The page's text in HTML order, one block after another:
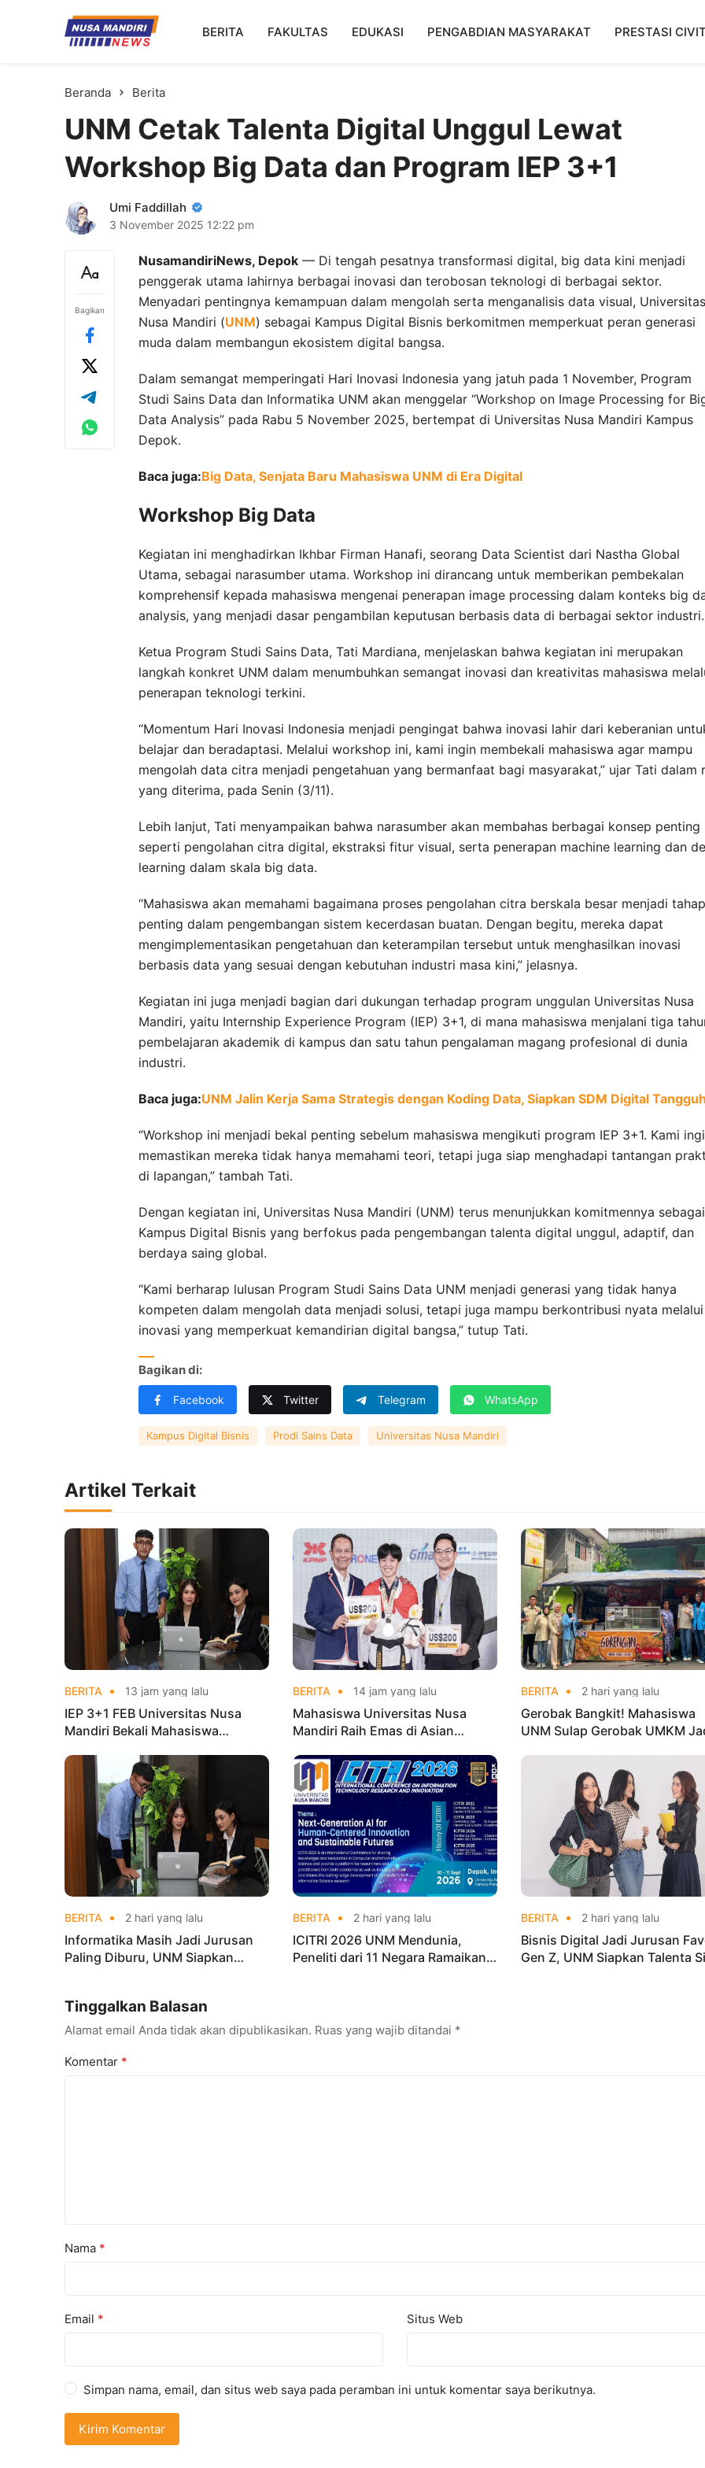
Kampus Digital Bisnis
Universitas Nusa Mandiri
BERITA FAKULTAS EDUKASI PENGABDIAN MASYARAKAT PRESTASI
Beranda Berita
UNM Cetak Talenta Digital Unggul Lewat
Workshop Big Data dan Program IEP 3+1
Umi Faddillah
3 November 2025 12:22 pm
Bagikan
NusamandiriNews, Depok — Di tengah pesatnya transformasi digital, big data kini menjadi
penggerak utama lahirnya berbagai inovasi dan terobosan teknologi di berbagai sektor.
Menyadari pentingnya kemampuan dalam mengolah serta menganalisis data visual, Universitas
Nusa Mandiri (UNM) sebagai Kampus Digital Bisnis berkomitmen memperkuat peran generasi
muda dalam membangun ekosistem digital bangsa.
Dalam semangat memperingati Hari Inovasi Indonesia yang jatuh pada 1 November, Program
Studi Sains Data dan Informatika UNM akan menggelar “Workshop on Image Processing for
Data Analysis” pada Rabu 5 November 2025, bertempat di Universitas Nusa Mandiri Kampus
Depok.
Baca juga:Big Data, Senjata Baru Mahasiswa UNM di Era Digital
Workshop Big Data
Kegiatan ini menghadirkan Ikhbar Firman Hanafi, seorang Data Scientist dari Nastha Global
Utama, sebagai narasumber utama. Workshop ini dirancang untuk memberikan pembekalan
komprehensif kepada mahasiswa mengenai penerapan image processing dalam konteks big
analysis, yang menjadi dasar pengambilan keputusan berbasis data di berbagai sektor industri.
Ketua Program Studi Sains Data, Tati Mardiana, menjelaskan bahwa kegiatan ini merupakan
langkah konkret UNM dalam menumbuhkan semangat inovasi dan kreativitas mahasiswa
penerapan teknologi terkini.
“Momentum Hari Inovasi Indonesia menjadi pengingat bahwa inovasi lahir dari keberanian
belajar dan beradaptasi. Melalui workshop ini, kami ingin membekali mahasiswa agar mampu
mengolah data citra menjadi pengetahuan yang bermanfaat bagi masyarakat,” ujar Tati dalam
yang diterima, pada Senin (3/11).
Lebih lanjut, Tati menyampaikan bahwa narasumber akan membahas berbagai konsep penting
seperti pengolahan citra digital, ekstraksi fitur visual, serta penerapan machine learning dan
learning dalam skala big data.
“Mahasiswa akan memahami bagaimana proses pengolahan citra berskala besar menjadi
penting dalam pengembangan sistem kecerdasan buatan. Dengan begitu, mereka dapat
mengimplementasikan pengetahuan dan keterampilan tersebut untuk menghasilkan inovasi
berbasis data yang sesuai dengan kebutuhan industri masa kini,” jelasnya.
Kegiatan ini juga menjadi bagian dari dukungan terhadap program unggulan Universitas Nusa
Mandiri, yaitu Internship Experience Program (IEP) 3+1, di mana mahasiswa menjalani tiga
pembelajaran akademik di kampus dan satu tahun pengalaman magang profesional di dunia
industri.
Baca juga:UNM Jalin Kerja Sama Strategis dengan Koding Data, Siapkan SDM Digital
“Workshop ini menjadi bekal penting sebelum mahasiswa mengikuti program IEP 3+1. Kami
memastikan mereka tidak hanya memahami teori, tetapi juga siap menghadapi tantangan
di lapangan,” tambah Tati.
Dengan kegiatan ini, Universitas Nusa Mandiri (UNM) terus menunjukkan komitmennya sebagai
Kampus Digital Bisnis yang berfokus pada pengembangan talenta digital unggul, adaptif, dan
berdaya saing global.
“Kami berharap lulusan Program Studi Sains Data UNM menjadi generasi yang tidak hanya
kompeten dalam mengolah data menjadi solusi, tetapi juga mampu berkontribusi nyata melalui
inovasi yang memperkuat kemandirian digital bangsa,” tutup Tati.
Bagikan di:
Facebook Twitter Telegram WhatsApp
Kampus Digital Bisnis Prodi Sains Data Universitas Nusa Mandiri
Artikel Terkait
BERITA 13 jam yang lalu
IEP 3+1 FEB Universitas Nusa
Mandiri Bekali Mahasiswa
BERITA 14 jam yang lalu
Mahasiswa Universitas Nusa
Mandiri Raih Emas di Asian
Championships 2026
BERITA 2 hari yang lalu
Gerobak Bangkit! Mahasiswa
UNM Sulap Gerobak UMKM
BERITA 2 hari yang lalu
Informatika Masih Jadi Jurusan
Paling Diburu, UNM Siapkan
BERITA 2 hari yang lalu
ICITRI 2026 UNM Mendunia,
Peneliti dari 11 Negara Ramaikan
BERITA 2 hari yang lalu
Bisnis Digital Jadi Jurusan
Gen Z, UNM Siapkan Talenta
Tinggalkan Balasan
Alamat email Anda tidak akan dipublikasikan. Ruas yang wajib ditandai *
Komentar *
Nama *
Email * Situs Web
Simpan nama, email, dan situs web saya pada peramban ini untuk komentar saya berikutnya.